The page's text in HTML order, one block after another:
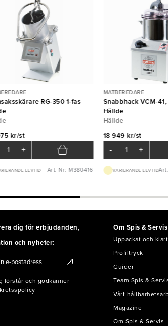
RG-350 1-fas
kr/st
+
LEVTID Art. Nr: M380416
MATBEREDARE
Snabbhack VCM-
Hällde
Hällde
18 949 kr/st
- +
VARIERANDE LEVTID
dig för erbjudanden,
och nyheter:
förstår och godkänner
Om Spis & Servis
Uppackat och klart
Profiltryck
Guider
Team Spis &
Vårt
Magazine
Om Spis & Servis